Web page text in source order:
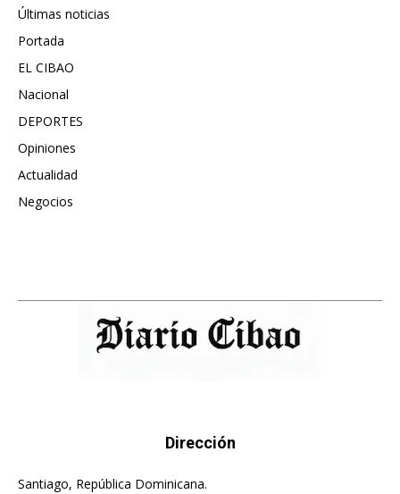
Últimas noticias
Portada
EL CIBAO
Nacional
DEPORTES
Opiniones
Actualidad
Negocios
Dirección
Santiago, República Dominicana.